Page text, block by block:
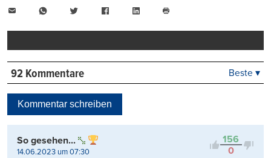
WhatsAppTwitter FacebookLinkedIn
drucken
92 Kommentare
Kontrovers
Beste ▾
Kommentar schreiben
156
0
So gesehen...
14.06.2023 um 07:30